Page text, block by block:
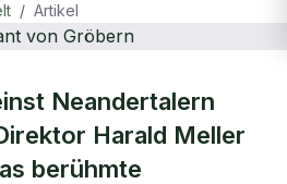
/ Artikel
von
Neandertalern
Harald Meller
berühmte